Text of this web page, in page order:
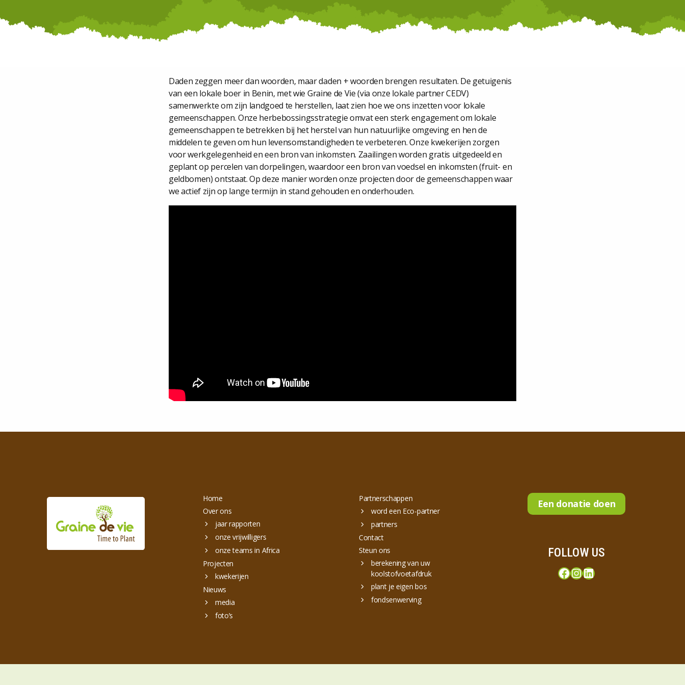
Daden zeggen meer dan woorden, maar daden + woorden brengen resultaten. De getuigenis
van een lokale boer in Benin, met wie Graine de Vie (via onze lokale partner CEDV)
samenwerkte om zijn landgoed te herstellen, laat zien hoe we ons inzetten voor lokale
gemeenschappen. Onze herbebossingsstrategie omvat een sterk engagement om lokale
gemeenschappen te betrekken bij het herstel van hun natuurlijke omgeving en hen de
middelen te geven om hun levensomstandigheden te verbeteren. Onze kwekerijen zorgen
voor werkgelegenheid en een bron van inkomsten. Zaailingen worden gratis uitgedeeld en
geplant op percelen van dorpelingen, waardoor een bron van voedsel en inkomsten (fruit- en
geldbomen) ontstaat. Op deze manier worden onze projecten door de gemeenschappen waar
we actief zijn op lange termijn in stand gehouden en onderhouden.
Home
Over ons
jaar rapporten
onze vrijwilligers
onze teams in Africa
Projecten
kwekerijen
Nieuws
media
foto’s
Partnerschappen
word een Eco-partner
partners
Contact
Steun ons
berekening van uw
koolstofvoetafdruk
plant je eigen bos
fondsenwerving
Een donatie doen
FOLLOW US
Facebook
Instagram
LinkedIn